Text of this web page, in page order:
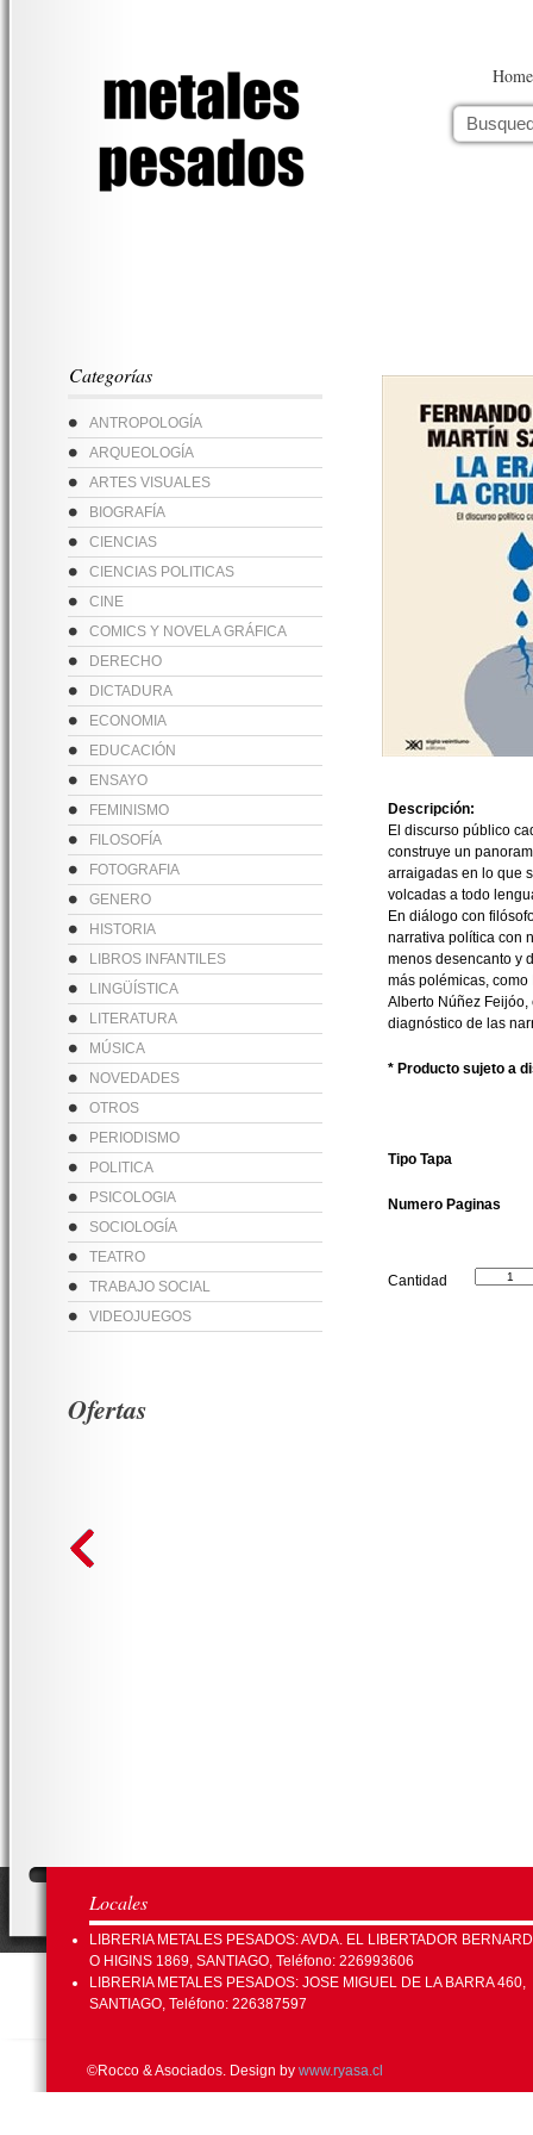
Home
Categorías
ANTROPOLOGÍA
ARQUEOLOGÍA
ARTES VISUALES
BIOGRAFÍA
CIENCIAS
CIENCIAS POLITICAS
CINE
COMICS Y NOVELA GRÁFICA
DERECHO
DICTADURA
ECONOMIA
EDUCACIÓN
ENSAYO
FEMINISMO
FILOSOFÍA
FOTOGRAFIA
GENERO
HISTORIA
LIBROS INFANTILES
LINGÜÍSTICA
LITERATURA
MÚSICA
NOVEDADES
OTROS
PERIODISMO
POLITICA
PSICOLOGIA
SOCIOLOGÍA
TEATRO
TRABAJO SOCIAL
VIDEOJUEGOS
Descripción:
El discurso público
construye un
arraigadas en lo que
volcadas a todo
En diálogo con
narrativa política con
menos desencanto y
más polémicas,
Alberto Núñez Feijóo,
diagnóstico de las
* Producto sujeto a
Tipo Tapa
Numero Paginas
Cantidad
Ofertas
Locales
LIBRERIA METALES PESADOS: AVDA. EL LIBERTADOR
O HIGINS 1869, SANTIAGO, Teléfono: 226993606
LIBRERIA METALES PESADOS: JOSE MIGUEL DE LA BARRA 460,
SANTIAGO, Teléfono: 226387597
©Rocco & Asociados. Design by www.ryasa.cl